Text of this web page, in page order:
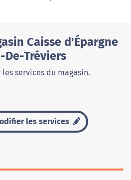
Caisse d'Épargne
Tréviers
services du magasin.
les services